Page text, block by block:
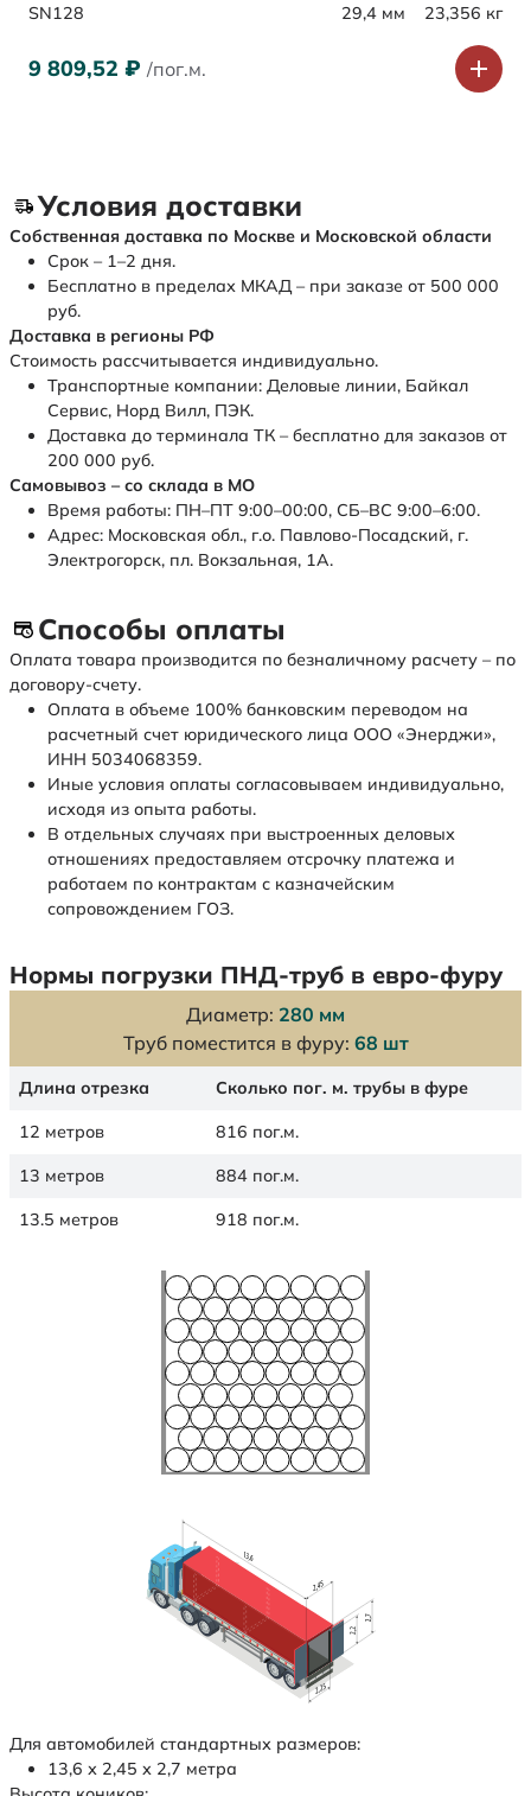
SN128 29,4 мм 23,356 кг
9 809,52 ₽ /пог.м.
Условия доставки
Собственная доставка по Москве и Московской области
Срок – 1–2 дня.
Бесплатно в пределах МКАД – при заказе от 500 000
руб.
Доставка в регионы РФ
Стоимость рассчитывается индивидуально.
Транспортные компании: Деловые линии, Байкал
Сервис, Норд Вилл, ПЭК.
Доставка до терминала ТК – бесплатно для заказов от
200 000 руб.
Самовывоз – со склада в МО
Время работы: ПН–ПТ 9:00–00:00, СБ–ВС 9:00–6:00.
Адрес: Московская обл., г.о. Павлово-Посадский, г.
Электрогорск, пл. Вокзальная, 1А.
Способы оплаты
Оплата товара производится по безналичному расчету – по
договору-счету.
Оплата в объеме 100% банковским переводом на
расчетный счет юридического лица ООО «Энерджи»,
ИНН 5034068359.
Иные условия оплаты согласовываем индивидуально,
исходя из опыта работы.
В отдельных случаях при выстроенных деловых
отношениях предоставляем отсрочку платежа и
работаем по контрактам с казначейским
сопровождением ГОЗ.
Нормы погрузки ПНД-труб в евро-фуру
Диаметр: 280 мм
Труб поместится в фуру: 68 шт
Длина отрезка Сколько пог. м. трубы в фуре
12 метров 816 пог.м.
13 метров 884 пог.м.
13.5 метров 918 пог.м.
Для автомобилей стандартных размеров:
13,6 х 2,45 х 2,7 метра